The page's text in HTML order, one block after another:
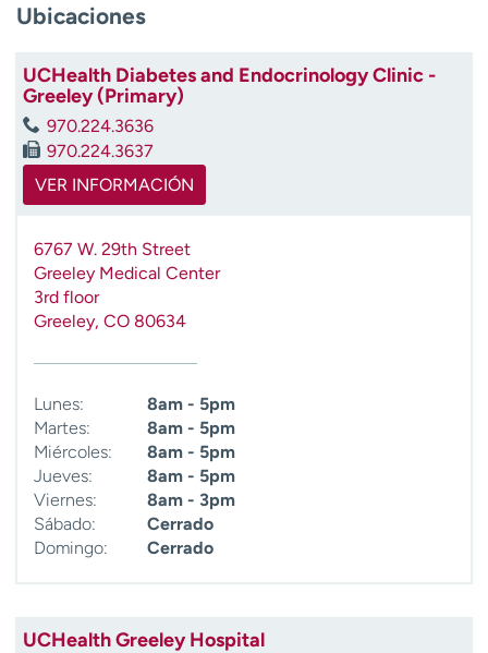
Ubicaciones
UCHealth Diabetes and Endocrinology Clinic -
Greeley (Primary)
970.224.3636
970.224.3637
VER INFORMACIÓN
6767 W. 29th Street
Greeley Medical Center
3rd floor
Greeley, CO 80634
Lunes:
8am - 5pm
Martes:
8am - 5pm
Miércoles:
8am - 5pm
Jueves:
8am - 5pm
Viernes:
8am - 3pm
Sábado:
Cerrado
Domingo:
Cerrado
UCHealth Greeley Hospital